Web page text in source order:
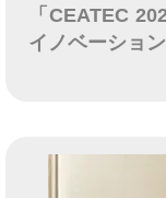
「CEATEC
イノベーショ